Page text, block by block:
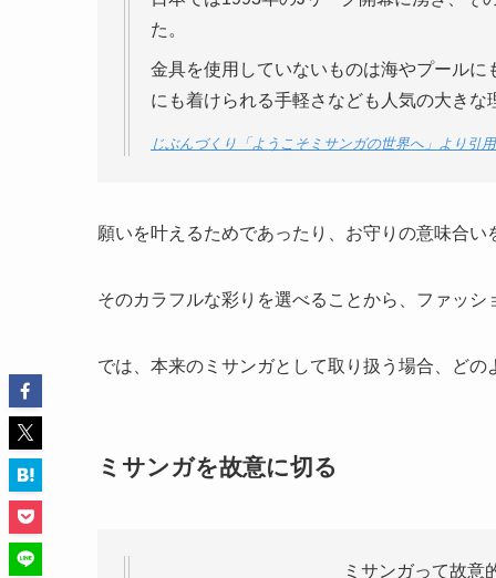
た。
金具を使用していないものは海やプール
にも着けられる手軽さなども人気の大きな
じぶんづくり「ようこそミサンガの世界へ」より引用
願いを叶えるためであったり、お守りの意味合い
そのカラフルな彩りを選べることから、ファッ
では、本来のミサンガとして取り扱う場合、ど
ミサンガを故意に切る
ミサンガって故意